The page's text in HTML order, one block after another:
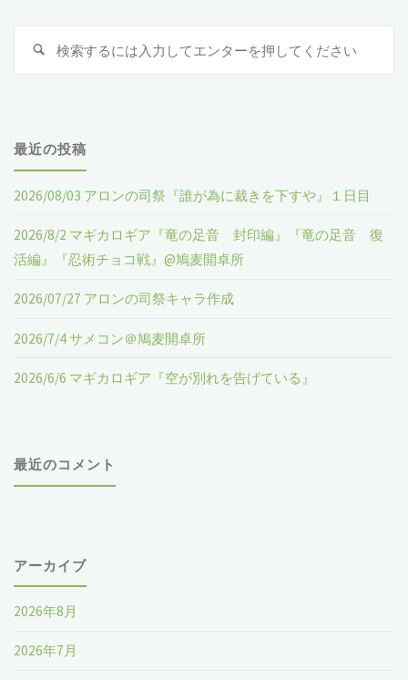
７
日
（土）
検
最近の投稿
2026/08/03 アロンの司祭『誰が為に裁きを下すや』１日目
2026/8/2 マギカロギア『竜の足音 封印編』『竜の足音 復
活編』『忍術チョコ戦』@鳩麦開卓所
2026/07/27 アロンの司祭キャラ作成
2026/7/4 サメコン＠鳩麦開卓所
2026/6/6 マギカロギア『空が別れを告げている』
最近のコメント
アーカイブ
2026年8月
2026年7月